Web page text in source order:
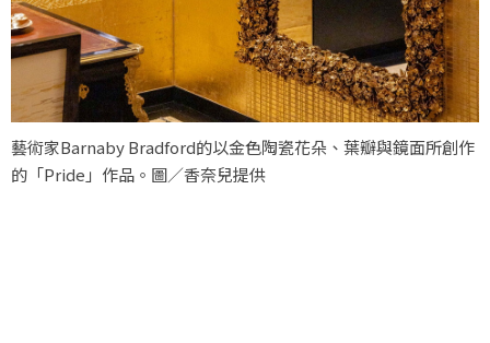
藝術家Barnaby Bradford的以金色陶瓷花朵、葉瓣與鏡面所創作
的「Pride」作品。圖／香奈兒提供